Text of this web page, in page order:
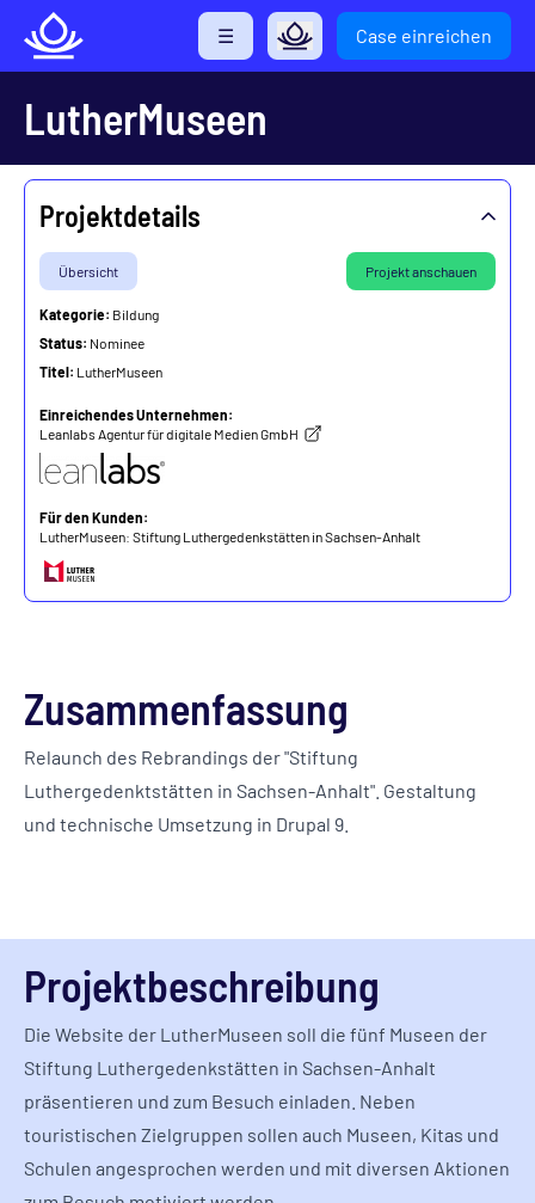
Direkt
zum
Inhalt
☰ Case einreichen
LutherMuseen
Projektdetails
Übersicht Projekt anschauen
Kategorie: Bildung
Status: Nominee
Titel: LutherMuseen
Einreichendes Unternehmen:
Leanlabs Agentur für digitale Medien GmbH
Für den Kunden:
LutherMuseen: Stiftung Luthergedenkstätten in Sachsen-Anhalt
Zusammenfassung
Relaunch des Rebrandings der "Stiftung
Luthergedenktstätten in Sachsen-Anhalt". Gestaltung
und technische Umsetzung in Drupal 9.
Projektbeschreibung
Die Website der LutherMuseen soll die fünf Museen der
Stiftung Luthergedenkstätten in Sachsen-Anhalt
präsentieren und zum Besuch einladen. Neben
touristischen Zielgruppen sollen auch Museen, Kitas und
Schulen angesprochen werden und mit diversen Aktionen